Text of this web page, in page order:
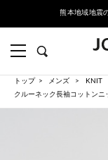
熊本地域地震
トップ メンズ KNIT
クルーネック長袖コットン